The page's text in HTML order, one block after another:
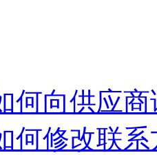
何向供应
何修改联